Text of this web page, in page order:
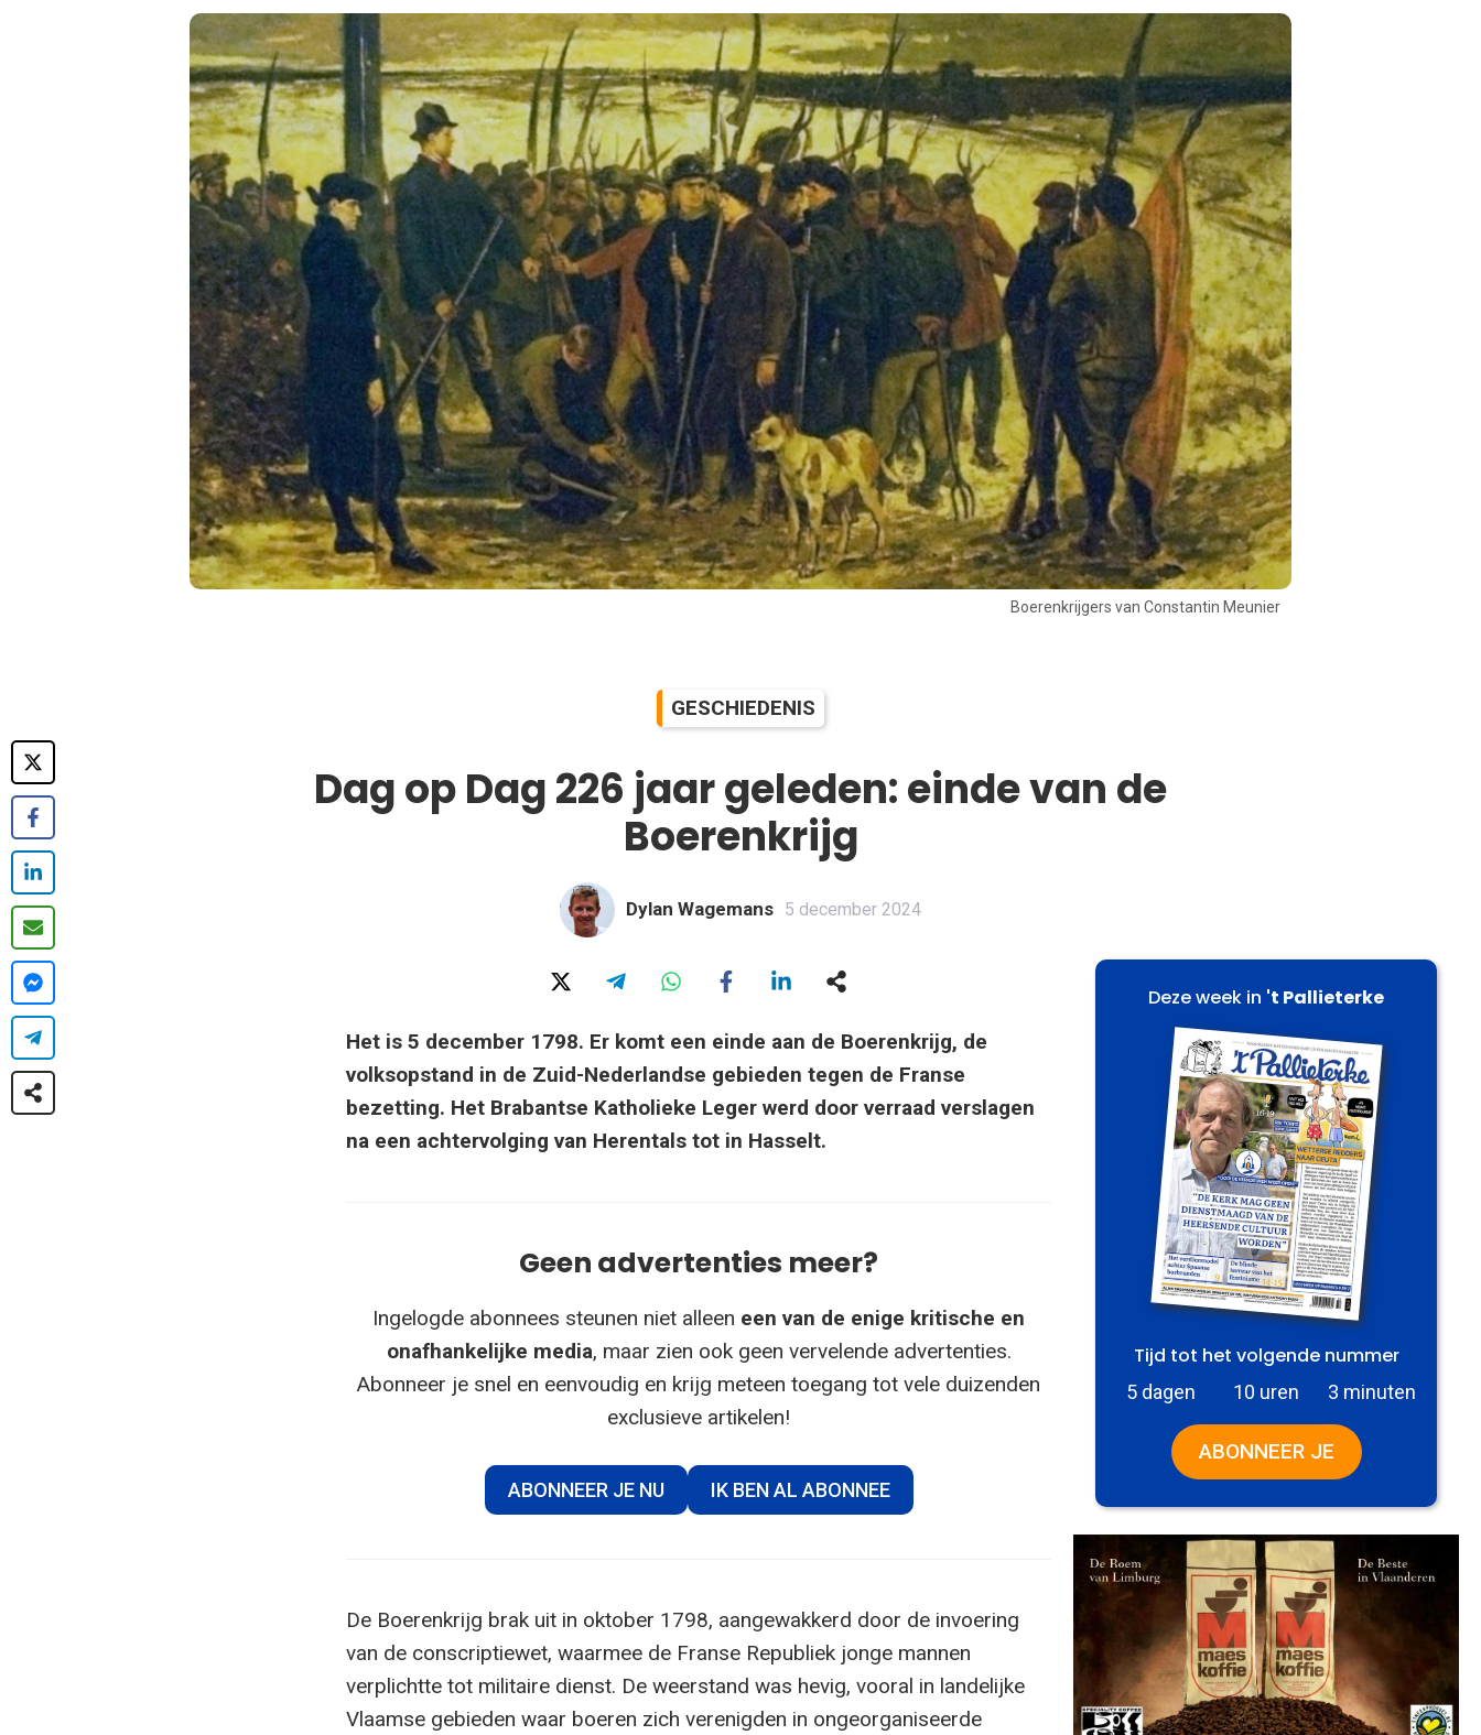
Boerenkrijgers van Constantin Meunier
GESCHIEDENIS
Dag op Dag 226 jaar geleden: einde van de
Boerenkrijg
Dylan Wagemans 5 december 2024
Het is 5 december 1798. Er komt een einde aan de Boerenkrijg, de
volksopstand in de Zuid-Nederlandse gebieden tegen de Franse
bezetting. Het Brabantse Katholieke Leger werd door verraad verslagen
na een achtervolging van Herentals tot in Hasselt.
Geen advertenties meer?
Ingelogde abonnees steunen niet alleen een van de enige kritische en
onafhankelijke media, maar zien ook geen vervelende advertenties.
Abonneer je snel en eenvoudig en krijg meteen toegang tot vele duizenden
exclusieve artikelen!
ABONNEER JE NU IK BEN AL ABONNEE
De Boerenkrijg brak uit in oktober 1798, aangewakkerd door de invoering
van de conscriptiewet, waarmee de Franse Republiek jonge mannen
verplichtte tot militaire dienst. De weerstand was hevig, vooral in landelijke
Vlaamse gebieden waar boeren zich verenigden in ongeorganiseerde
Deze week in 't Pallieterke
Tijd tot het volgende nummer
5 dagen 10 uren 3 minuten
ABONNEER JE